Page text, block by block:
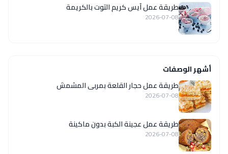
طريقة عمل آيس كريم التوت بالكريمة
2026-07-08
أشهر الوصفات
طريقة عمل حجار القلعة بمربى المشمش
2026-07-08
طريقة عمل عجينة الكبة بدون ماكينة
2026-07-08